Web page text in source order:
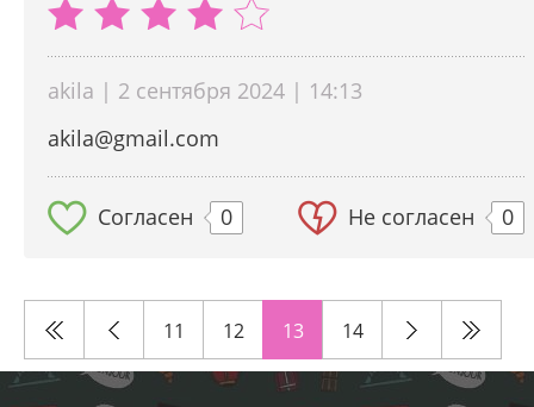
akila | 2 сентября 2024 | 14:13
akila@gmail.com
Согласен 0 Не согласен 0
11 12 13 14